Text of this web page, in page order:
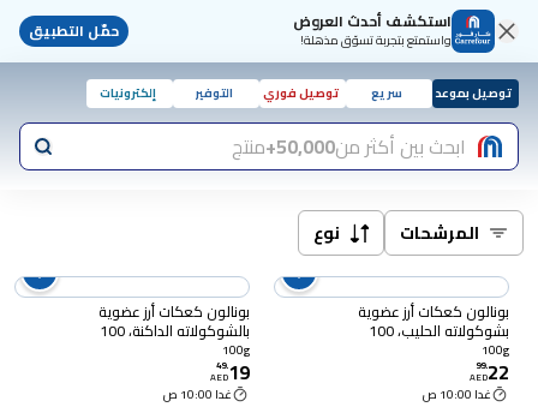
استكشف أحدث العروض
واستمتع بتجربة تسوّق مذهلة! حمّل التطبيق
توصيل بموعد سريع توصيل فوري التوفير إلكترونيات
ابحث بين أكثر من50,000+ منتج
المرشحات نوع
بونالون كعكات أرز عضوية
بشوكولاته الحليب، 100
غرام
100g
22
.
99
AED
غدا 10:00 ص
بونالون كعكات أرز عضوية
بالشوكولاته الداكنة، 100
غرام
100g
19
.
49
AED
غدا 10:00 ص